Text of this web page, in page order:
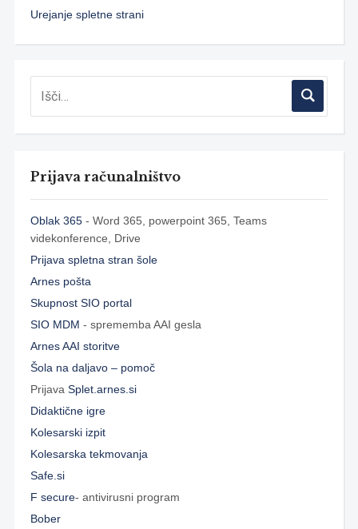
Prijava računalništvo
Oblak 365- Word 365, powerpoint 365, Teams
videkonference, Drive
Prijava spletna stran šole
Arnes pošta
Skupnost SIO portal
SIO MDM - sprememba AAI gesla
Arnes AAI storitve
Šola na daljavo – pomoč
Prijava Splet.arnes.si
Didaktične igre
Kolesarski izpit
Kolesarska tekmovanja
Safe.si
F secure- antivirusni program
Bober
Urejanje spletne strani